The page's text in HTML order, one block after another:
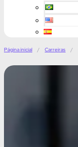
Página inicial / Carreiras /